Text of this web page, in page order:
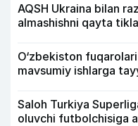
AQSH Ukraina bilan
almashishni qayta
O‘zbekiston
mavsumiy ishlarga
Saloh Turkiya
oluvchi futbolchisiga